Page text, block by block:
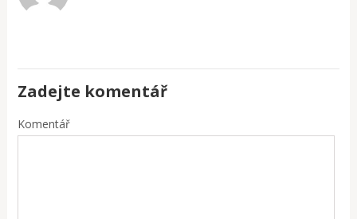
Zadejte komentář
Komentář